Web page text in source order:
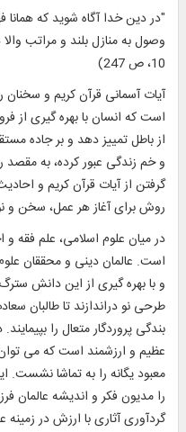
"در دين خدا آگاه شويد كه همانا
وصول به منازل بلند و مراتب
10، ص 247)
آيات آسمانى قرآن كريم و
است كه انسان با بهره‏ گيرى از
از باطل تمييز دهد و بر جاده
و خم زندگى عبور كرده، به مقصد
گرفتن از آيات قرآن كريم و
روش براى آغاز هر عمل، سخن و
در ميان علوم اسلامى، علم فقه و
است. عالمان دينى و محققان علوم
و با بهره‏ گيرى از اين دانش
طرحى نو دراندازند تا طالبان
بندگى پروردگار متعال را
عظيم و ارزشمند است كه مى
معبود يگانه را به تماشا نشست.
را مديون فكر و انديشه عالمان
گردآورى آثارى با ارزش در